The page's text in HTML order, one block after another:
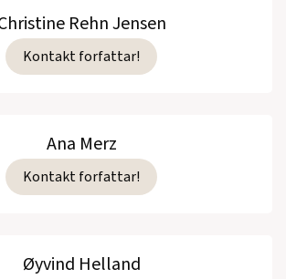
Rehn Jensen
Kontakt forfattar!
Ana Merz
Kontakt forfattar!
Øyvind Helland